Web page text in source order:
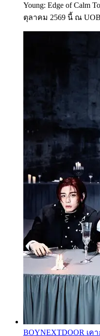
Young: Edge of Calm
ตุลาคม 2569 นี้ ณ
BOYNEXTDOOR เค